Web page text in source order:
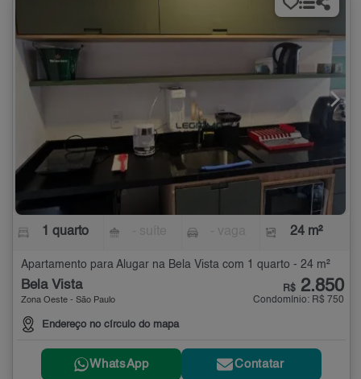
1 quarto 24 m²
Apartamento para Alugar na Bela Vista com 1 quarto - 24 m²
Bela Vista
Zona Oeste - São Paulo
Endereço no círculo do mapa
R$ 2.850
Condomínio: R$ 750
WhatsApp Contatar